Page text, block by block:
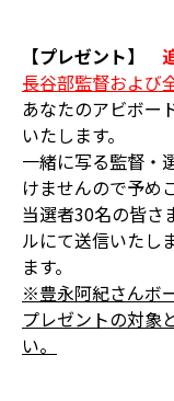
【プレゼント】
長谷部監督および
あなたのアビボー
いたします。
一緒に写る監督・
けませんので予め
当選者30名の皆さ
ルにて送信いたし
ます。
※豊永阿紀さんボ
プレゼントの対象
い。